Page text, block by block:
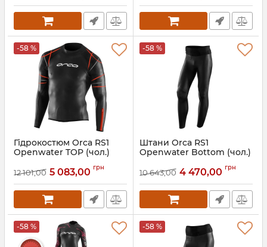
-58 %
Гідрокостюм Orca RS1
Openwater TOP (чол.)
12 101,00 5 083,00 грн
-58 %
Штани Orca RS1
Openwater Bottom (чол.)
10 643,00 4 470,00 грн
-58 % -58 %